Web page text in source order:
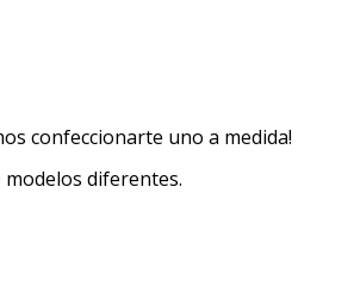
confeccionarte uno a medida!
diferentes.